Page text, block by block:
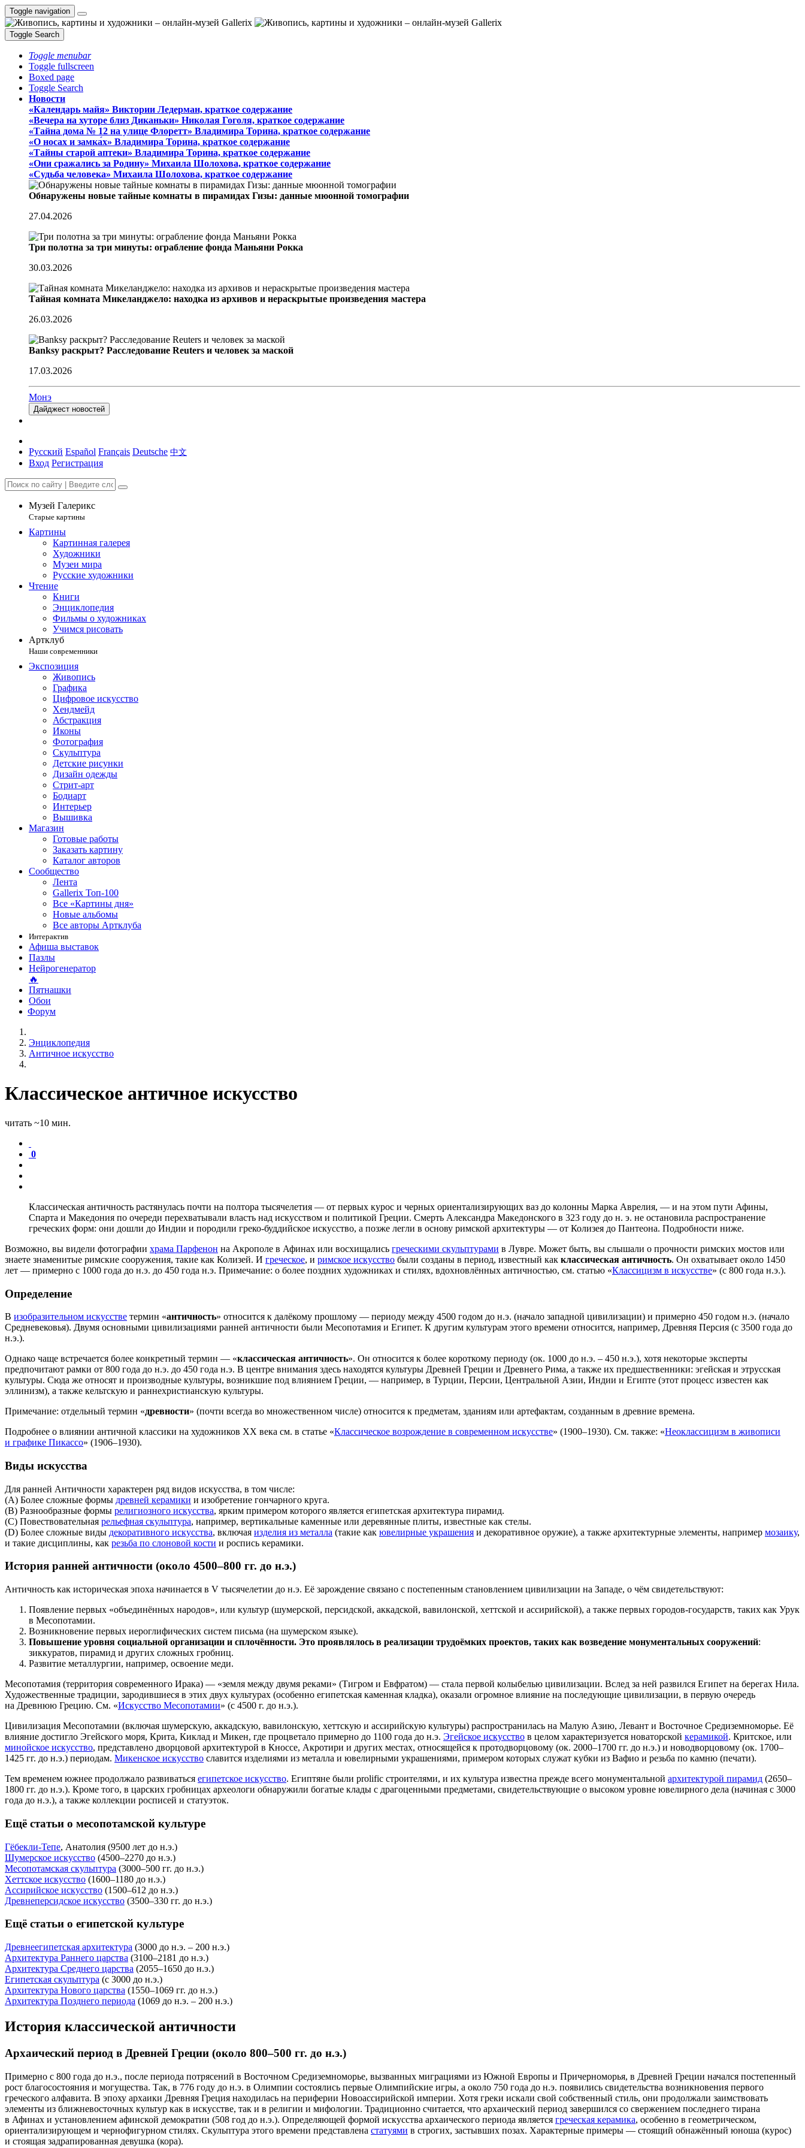
Toggle navigation
Toggle Search
Toggle menubar
Toggle fullscreen
Boxed page
Toggle Search
Новости
«Календарь майя» Виктории Ледерман, краткое содержание
«Вечера на хуторе близ Диканьки» Николая Гоголя, краткое содержание
«Тайна дома № 12 на улице Флоретт» Владимира Торина, краткое содержание
«О носах и замка́х» Владимира Торина, краткое содержание
«Тайны старой аптеки» Владимира Торина, краткое содержание
«Они сражались за Родину» Михаила Шолохова, краткое содержание
«Судьба человека» Михаила Шолохова, краткое содержание
Обнаружены новые тайные комнаты в пирамидах Гизы: данные мюонной томографии
27.04.2026
Три полотна за три минуты: ограбление фонда Маньяни Рокка
30.03.2026
Тайная комната Микеланджело: находка из архивов и нераскрытые произведения мастера
26.03.2026
Banksy раскрыт? Расследование Reuters и человек за маской
17.03.2026
Монэ
Дайджест новостей
Русский Español Français Deutsche 中文
Вход Регистрация
Музей Галерикс
Старые картины
Картины
Картинная галерея
Художники
Музеи мира
Русские художники
Чтение
Книги
Энциклопедия
Фильмы о художниках
Учимся рисовать
Артклуб
Наши современники
Экспозиция
Живопись
Графика
Цифровое искусство
Хендмейд
Абстракция
Иконы
Фотография
Скульптура
Детские рисунки
Дизайн одежды
Стрит-арт
Бодиарт
Интерьер
Вышивка
Магазин
Готовые работы
Заказать картину
Каталог авторов
Сообщество
Лента
Gallerix Топ-100
Все «Картины дня»
Новые альбомы
Все авторы Артклуба
Интерактив
Афиша выставок
Пазлы
Нейрогенератор
🔥
Пятнашки
Обои
Форум
Энциклопедия
Античное искусство
Классическое античное искусство
читать ~10 мин.
0
Классическая античность растянулась почти на полтора тысячелетия — от первых курос и черных ориентализирующих ваз до колонны Марка Аврелия, — и на этом пути Афины,
Спарта и Македония по очереди перехватывали власть над искусством и политикой Греции. Смерть Александра Македонского в 323 году до н. э. не остановила распространение
греческих форм: они дошли до Индии и породили греко-буддийское искусство, а позже легли в основу римской архитектуры — от Колизея до Пантеона. Подробности ниже.
Возможно, вы видели фотографии храма Парфенон на Акрополе в Афинах или восхищались греческими скульптурами в Лувре. Может быть, вы слышали о прочности римских мостов или
знаете знаменитые римские сооружения, такие как Колизей. И греческое, и римское искусство были созданы в период, известный как классическая античность. Он охватывает около 1450
лет — примерно с 1000 года до н.э. до 450 года н.э. Примечание: о более поздних художниках и стилях, вдохновлённых античностью, см. статью «Классицизм в искусстве» (с 800 года н.э.).
Определение
В изобразительном искусстве термин «античность» относится к далёкому прошлому — периоду между 4500 годом до н.э. (начало западной цивилизации) и примерно 450 годом н.э. (начало
Средневековья). Двумя основными цивилизациями ранней античности были Месопотамия и Египет. К другим культурам этого времени относится, например, Древняя Персия (с 3500 года до
н.э.).
Однако чаще встречается более конкретный термин — «классическая античность». Он относится к более короткому периоду (ок. 1000 до н.э. – 450 н.э.), хотя некоторые эксперты
предпочитают рамки от 800 года до н.э. до 450 года н.э. В центре внимания здесь находятся культуры Древней Греции и Древнего Рима, а также их предшественники: эгейская и этрусская
культуры. Сюда же относят и производные культуры, возникшие под влиянием Греции, — например, в Турции, Персии, Центральной Азии, Индии и Египте (этот процесс известен как
эллинизм), а также кельтскую и раннехристианскую культуры.
Примечание: отдельный термин «древности» (почти всегда во множественном числе) относится к предметам, зданиям или артефактам, созданным в древние времена.
Подробнее о влиянии античной классики на художников XX века см. в статье «Классическое возрождение в современном искусстве» (1900–1930). См. также: «Неоклассицизм в живописи
и графике Пикассо» (1906–1930).
Виды искусства
Для ранней Античности характерен ряд видов искусства, в том числе:
(A) Более сложные формы древней керамики и изобретение гончарного круга.
(B) Разнообразные формы религиозного искусства, ярким примером которого является египетская архитектура пирамид.
(C) Повествовательная рельефная скульптура, например, вертикальные каменные или деревянные плиты, известные как стелы.
(D) Более сложные виды декоративного искусства, включая изделия из металла (такие как ювелирные украшения и декоративное оружие), а также архитектурные элементы, например мозаику,
и такие дисциплины, как резьба по слоновой кости и роспись керамики.
История ранней античности (около 4500–800 гг. до н.э.)
Античность как историческая эпоха начинается в V тысячелетии до н.э. Её зарождение связано с постепенным становлением цивилизации на Западе, о чём свидетельствуют:
Появление первых «объединённых народов», или культур (шумерской, персидской, аккадской, вавилонской, хеттской и ассирийской), а также первых городов-государств, таких как Урук
в Месопотамии.
Возникновение первых иероглифических систем письма (на шумерском языке).
Повышение уровня социальной организации и сплочённости. Это проявлялось в реализации трудоёмких проектов, таких как возведение монументальных сооружений:
зиккуратов, пирамид и других сложных гробниц.
Развитие металлургии, например, освоение меди.
Месопотамия (территория современного Ирака) — «земля между двумя реками» (Тигром и Евфратом) — стала первой колыбелью цивилизации. Вслед за ней развился Египет на берегах Нила.
Художественные традиции, зародившиеся в этих двух культурах (особенно египетская каменная кладка), оказали огромное влияние на последующие цивилизации, в первую очередь
на Древнюю Грецию. См. «Искусство Месопотамии» (с 4500 г. до н.э.).
Цивилизация Месопотамии (включая шумерскую, аккадскую, вавилонскую, хеттскую и ассирийскую культуры) распространилась на Малую Азию, Левант и Восточное Средиземноморье. Её
влияние достигло Эгейского моря, Крита, Киклад и Микен, где процветало примерно до 1100 года до н.э. Эгейское искусство в целом характеризуется новаторской керамикой. Критское, или
минойское искусство, представлено дворцовой архитектурой в Кноссе, Акротири и других местах, относящейся к протодворцовому (ок. 2000–1700 гг. до н.э.) и новодворцовому (ок. 1700–
1425 гг. до н.э.) периодам. Микенское искусство славится изделиями из металла и ювелирными украшениями, примером которых служат кубки из Вафио и резьба по камню (печати).
Тем временем южнее продолжало развиваться египетское искусство. Египтяне были prolific строителями, и их культура известна прежде всего монументальной архитектурой пирамид (2650–
1800 гг. до н.э.). Кроме того, в царских гробницах археологи обнаружили богатые клады с драгоценными предметами, свидетельствующие о высоком уровне ювелирного дела (начиная с 3000
года до н.э.), а также коллекции росписей и статуэток.
Ещё статьи о месопотамской культуре
Гёбекли-Тепе, Анатолия (9500 лет до н.э.)
Шумерское искусство (4500–2270 до н.э.)
Месопотамская скульптура (3000–500 гг. до н.э.)
Хеттское искусство (1600–1180 до н.э.)
Ассирийское искусство (1500–612 до н.э.)
Древнеперсидское искусство (3500–330 гг. до н.э.)
Ещё статьи о египетской культуре
Древнеегипетская архитектура (3000 до н.э. – 200 н.э.)
Архитектура Раннего царства (3100–2181 до н.э.)
Архитектура Среднего царства (2055–1650 до н.э.)
Египетская скульптура (с 3000 до н.э.)
Архитектура Нового царства (1550–1069 гг. до н.э.)
Архитектура Позднего периода (1069 до н.э. – 200 н.э.)
История классической античности
Архаический период в Древней Греции (около 800–500 гг. до н.э.)
Примерно с 800 года до н.э., после периода потрясений в Восточном Средиземноморье, вызванных миграциями из Южной Европы и Причерноморья, в Древней Греции начался постепенный
рост благосостояния и могущества. Так, в 776 году до н.э. в Олимпии состоялись первые Олимпийские игры, а около 750 года до н.э. появились свидетельства возникновения первого
греческого алфавита. В эпоху архаики Древняя Греция находилась на периферии Новоассирийской империи. Хотя греки искали свой собственный стиль, они продолжали заимствовать
элементы из ближневосточных культур как в искусстве, так и в религии и мифологии. Традиционно считается, что архаический период завершился со свержением последнего тирана
в Афинах и установлением афинской демократии (508 год до н.э.). Определяющей формой искусства архаического периода является греческая керамика, особенно в геометрическом,
ориентализирующем и чернофигурном стилях. Скульптура этого времени представлена статуями в строгих, застывших позах. Характерные примеры — стоящий обнажённый юноша (курос)
и стоящая задрапированная девушка (кора).